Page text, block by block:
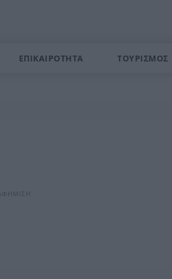
ΕΠΙΚΑΙΡΟΤΗΤΑ ΤΟΥΡΙΣΜΟΣ